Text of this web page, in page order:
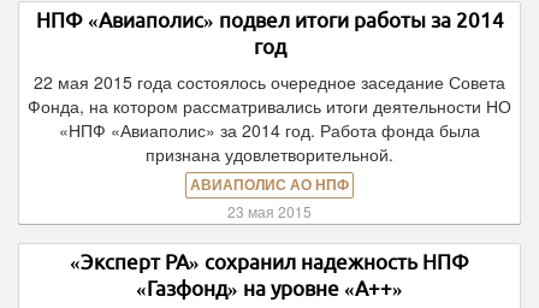
НПФ «Авиаполис» подвел итоги работы за 2014
год
22 мая 2015 года состоялось очередное заседание Совета
Фонда, на котором рассматривались итоги деятельности НО
«НПФ «Авиаполис» за 2014 год. Работа фонда была
признана удовлетворительной.
АВИАПОЛИС АО НПФ
23 мая 2015
«Эксперт РА» сохранил надежность НПФ
«Газфонд» на уровне «А++»